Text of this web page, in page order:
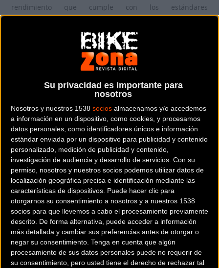
Su privacidad es importante para
nosotros
Nosotros y nuestros 1538 socios almacenamos y/o accedemos
a información en un dispositivo, como cookies, y procesamos
datos personales, como identificadores únicos e información
estándar enviada por un dispositivo para publicidad y contenido
personalizado, medición de publicidad y contenido,
investigación de audiencia y desarrollo de servicios. Con su
permiso, nosotros y nuestros socios podemos utilizar datos de
localización geográfica precisa e identificación mediante las
características de dispositivos. Puede hacer clic para
otorgarnos su consentimiento a nosotros y a nuestros 1538
socios para que llevemos a cabo el procesamiento previamente
descrito. De forma alternativa, puede acceder a información
más detallada y cambiar sus preferencias antes de otorgar o
negar su consentimiento. Tenga en cuenta que algún
procesamiento de sus datos personales puede no requerir de
su consentimiento, pero usted tiene el derecho de rechazar tal
rendimiento que cumple con los estándares
segmento de la bicicleta y reforzamos nuestro compromiso
con un futuro más verde y responsable", declara Sandra
Iniesta, directora de marketing de Motul Ibérica.
Los productos de Motul Bike Care están fabricados con
fórmulas de concepción ecológica, sin aerosoles,
disolventes, siliconas, ni compuestos orgánicos volátiles
(COV). Por otro lado, en los “Chain Lubes” se han incluido
fórmulas únicas con Ésteres que ofrecen una mayor
protección y un uso óptimo de la cadena en todo tipo de
condiciones. Además, los productos de la gama son aptos
para todo tipo de bicicletas, incluyendo carretera, BTT,
gravel y bicicletas eléctricas.
Motul Bike Care está compuesta por 8 productos, cada uno
enfocado en diferentes aspectos del cuidado de la
bicicleta: limpieza, desengrase, lubricación y prevención.
Limpieza